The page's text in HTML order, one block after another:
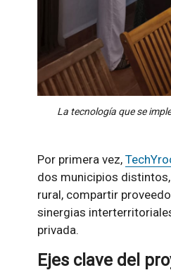
La tecnología que se
Por primera vez,
dos municipios
rural, compartir
sinergias
privada.
Ejes clave del